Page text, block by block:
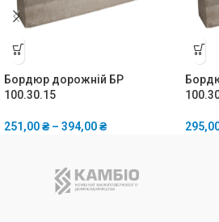
Бордюр дорожній БР
100.30.15
251,00₴ – 394,00₴